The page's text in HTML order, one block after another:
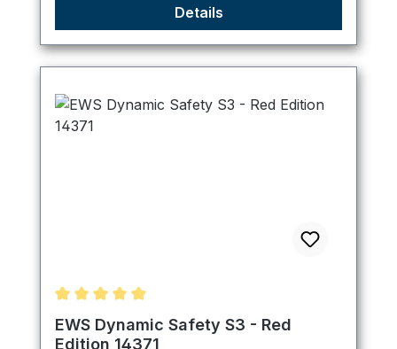
Details
Durchschnittliche Bewertung von 5 von 5 Sternen
EWS Dynamic Safety S3 - Red
Edition 14371